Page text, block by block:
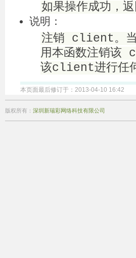
如果操作成功，
说明：
注销 client。当
用本函数注销
该client进行任何
本页面最后修订于：2013-04-10 16:42
版权所有： 深圳新瑞彩网络科技有限公司